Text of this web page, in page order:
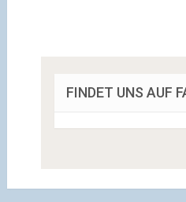
FINDET UNS AUF